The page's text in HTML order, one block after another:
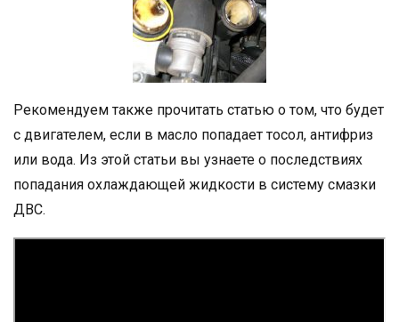
Рекомендуем также прочитать статью о том, что будет
с двигателем, если в масло попадает тосол, антифриз
или вода. Из этой статьи вы узнаете о последствиях
попадания охлаждающей жидкости в систему смазки
ДВС.